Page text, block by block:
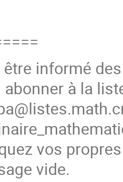
être informé
abonner à la
vos
vide.